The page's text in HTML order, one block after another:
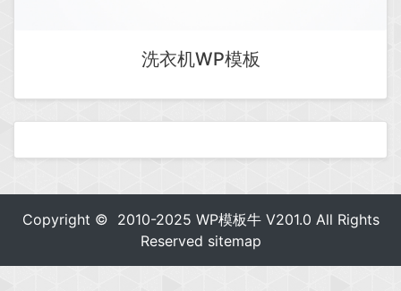
洗衣机WP模板
Copyright © 2010-2025 WP模板牛V201.0 All Rights
Reserved sitemap